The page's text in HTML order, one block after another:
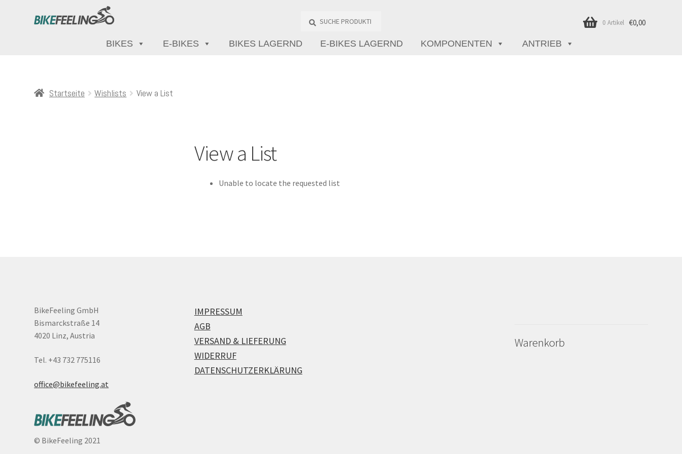
Produkte
€0,00
0 Artikel
BIKES E-BIKES BIKES LAGERND E-BIKES LAGERND KOMPONENTEN ANTRIEB
Startseite Wishlists View a List
View a List
Unable to locate the requested list
BikeFeeling GmbH
Bismarckstraße 14
4020 Linz, Austria
Tel. +43 732 775116
office@bikefeeling.at
© BikeFeeling 2021
IMPRESSUM
AGB
VERSAND & LIEFERUNG
WIDERRUF
DATENSCHUTZERKLÄRUNG
Warenkorb